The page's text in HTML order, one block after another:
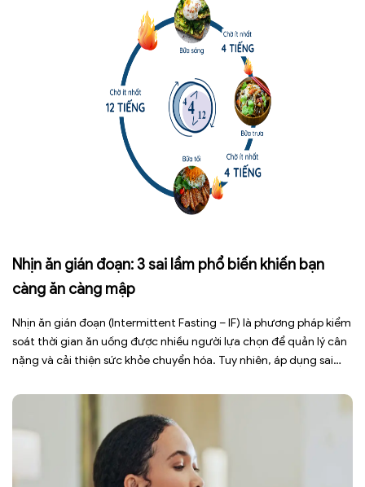
Nhịn ăn gián đoạn: 3 sai lầm phổ biến khiến bạn
càng ăn càng mập
Nhịn ăn gián đoạn (Intermittent Fasting – IF) là phương pháp kiểm
soát thời gian ăn uống được nhiều người lựa chọn để quản lý cân
nặng và cải thiện sức khỏe chuyển hóa. Tuy nhiên, áp dụng sai
sức, mất cơ […]